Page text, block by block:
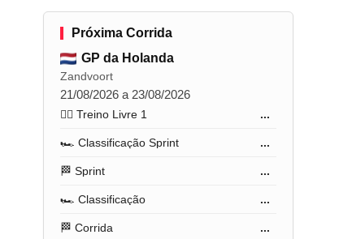
Próxima Corrida
GP da Holanda
Zandvoort
21/08/2026 a 23/08/2026
🏋️‍♂️ Treino Livre 1 ...
🏎️ Classificação Sprint ...
🏁 Sprint ...
🏎️ Classificação ...
🏁 Corrida ...